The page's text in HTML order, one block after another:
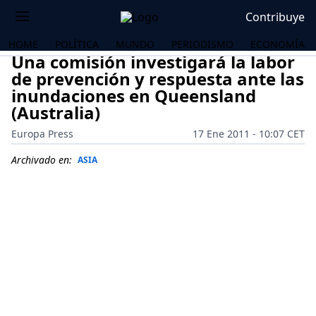
Contribuye
HOME POLÍTICA MUNDO PERIODISMO ECONOMÍA
Una comisión investigará la labor
de prevención y respuesta ante las
inundaciones en Queensland
(Australia)
Europa Press
17 Ene 2011 - 10:07 CET
Archivado en: ASIA